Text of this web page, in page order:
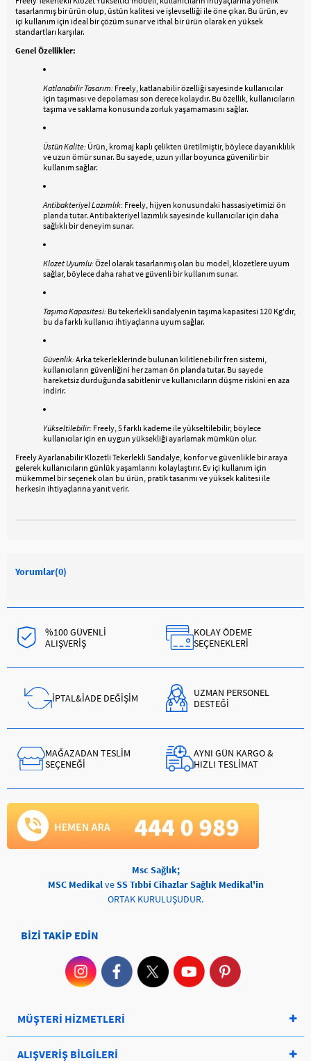
tasarlanmış bir ürün olup, üstün kalitesi ve işlevselliği ile öne çıkar. Bu ürün, ev
içi kullanım için ideal bir çözüm sunar ve ithal bir ürün olarak en yüksek
standartları karşılar.
Genel Özellikler:
Katlanabilir Tasarım: Freely, katlanabilir özelliği sayesinde kullanıcılar
için taşıması ve depolaması son derece kolaydır. Bu özellik, kullanıcıların
taşıma ve saklama konusunda zorluk yaşamamasını sağlar.
Üstün Kalite: Ürün, kromaj kaplı çelikten üretilmiştir, böylece dayanıklılık
ve uzun ömür sunar. Bu sayede, uzun yıllar boyunca güvenilir bir
kullanım sağlar.
Antibakteriyel Lazımlık: Freely, hijyen konusundaki hassasiyetimizi ön
planda tutar. Antibakteriyel lazımlık sayesinde kullanıcılar için daha
sağlıklı bir deneyim sunar.
Klozet Uyumlu:Özel olarak tasarlanmış olan bu model, klozetlere uyum
sağlar, böylece daha rahat ve güvenli bir kullanım sunar.
Taşıma Kapasitesi: Bu tekerlekli sandalyenin taşıma kapasitesi 120 Kg'dır,
bu da farklı kullanıcı ihtiyaçlarına uyum sağlar.
Güvenlik:Arka tekerleklerinde bulunan kilitlenebilir fren sistemi,
kullanıcıların güvenliğini her zaman ön planda tutar. Bu sayede
hareketsiz durduğunda sabitlenir ve kullanıcıların düşme riskini en aza
indirir.
Yükseltilebilir: Freely, 5 farklı kademe ile yükseltilebilir, böylece
kullanıcılar için en uygun yüksekliği ayarlamak mümkün olur.
Freely Ayarlanabilir Klozetli Tekerlekli Sandalye, konfor ve güvenlikle bir araya
gelerek kullanıcıların günlük yaşamlarını kolaylaştırır. Ev içi kullanım için
mükemmel bir seçenek olan bu ürün, pratik tasarımı ve yüksek kalitesi ile
herkesin ihtiyaçlarına yanıt verir.
Yorumlar(0)
%100 GÜVENLİ
ALIŞVERİŞ
KOLAY ÖDEME
SEÇENEKLERİ
İPTAL&İADE DEĞİŞİM
UZMAN PERSONEL
DESTEĞİ
MAĞAZADAN TESLİM
SEÇENEĞİ
AYNI GÜN KARGO &
HIZLI TESLİMAT
Msc Sağlık;
MSC MedikalveSS Tıbbi Cihazlar Sağlık Medikal'in
ORTAK KURULUŞUDUR.
BİZİ TAKİP EDİN
MÜŞTERİ HİZMETLERİ
ALIŞVERİŞ BİLGİLERİ